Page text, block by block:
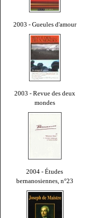
2003 - Gueules d'amour
2003 - Revue des deux
mondes
2004 - Études
bernanosiennes, n°23